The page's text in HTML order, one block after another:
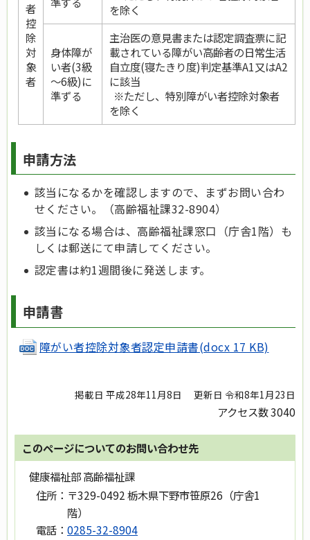
者
控
除
対
象
者
を除く
身体障が
い者(3級
～6級)に
準ずる
主治医の意見書または認定調査票に記
載されている障がい高齢者の日常生活
自立度(寝たきり度)判定基準A1又はA2
に該当
※ただし、特別障がい者控除対象者
を除く
申請方法
該当になるかを確認しますので、まずお問い合わ
せください。（高齢福祉課32-8904）
該当になる場合は、高齢福祉課窓口（庁舎1階）も
しくは郵送にて申請してください。
認定書は約1週間後に発送します。
申請書
障がい者控除対象者認定申請書(docx 17 KB)
掲載日 平成28年11月8日 更新日 令和8年1月23日
アクセス数3040
このページについてのお問い合わせ先
健康福祉部 高齢福祉課
住所： 〒329-0492 栃木県下野市笹原26（庁舎1
階）
電話： 0285-32-8904